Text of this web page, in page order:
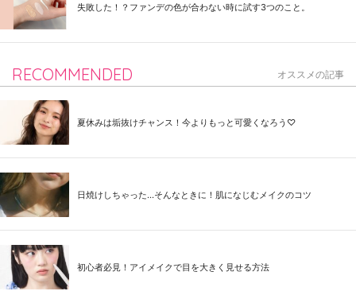
失敗した！？ファンデの色が合わない時に試す3つのこと。
RECOMMENDED オススメの記事
夏休みは垢抜けチャンス！今よりもっと可愛くなろう♡
日焼けしちゃった...そんなときに！肌になじむメイクのコツ
初心者必見！アイメイクで目を大きく見せる方法